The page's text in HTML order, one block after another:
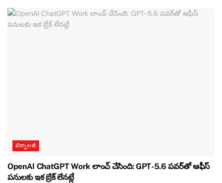
టెక్నాలజీ
OpenAI ChatGPT Work లాంచ్ చేసింది: GPT-5.6 పవర్‌తో ఆఫీస్
పనులకు ఇక బ్రేక్ లేనట్లే